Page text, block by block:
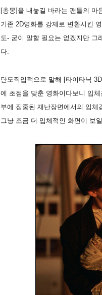
[총몽]을 내놓길 바라는 팬들의 마
기존 2D영화를 강제로 변환시킨
도- 굳이 말할 필요는 없겠지만 그
다.
단도직입적으로 말해 [타이타닉
에 초점을 맞춘 영화이다보니 입
부에 집중된 재난장면에서의 입
그냥 조금 더 입체적인 화면이 보